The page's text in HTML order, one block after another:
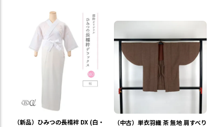
（新品）ひみつの長襦袢 DX (白・
（中古）単衣羽織 茶 無地 肩すべり